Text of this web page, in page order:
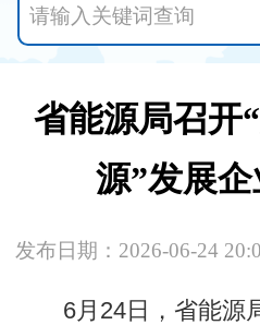
省能源局召开
源”发展
发布日期：2026-06-24
6月24日，省能源